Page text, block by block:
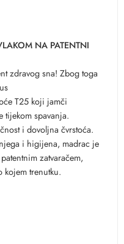
NA PATENTNI
zdravog sna! Zbog toga
T25 koji jamči
tijekom spavanja.
i dovoljna čvrstoća.
i higijena, madrac je
zatvaračem,
trenutku.